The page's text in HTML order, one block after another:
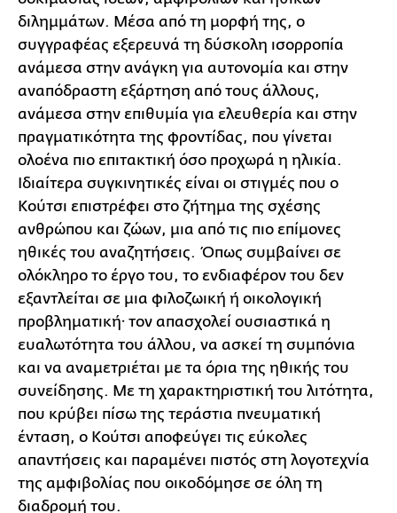
διλημμάτων. Μέσα από τη μορφή της, ο
συγγραφέας εξερευνά τη δύσκολη ισορροπία
ανάμεσα στην ανάγκη για αυτονομία και στην
αναπόδραστη εξάρτηση από τους άλλους,
ανάμεσα στην επιθυμία για ελευθερία και στην
πραγματικότητα της φροντίδας, που γίνεται
ολοένα πιο επιτακτική όσο προχωρά η ηλικία.
Ιδιαίτερα συγκινητικές είναι οι στιγμές που ο
Κούτσι επιστρέφει στο ζήτημα της σχέσης
ανθρώπου και ζώων, μια από τις πιο επίμονες
ηθικές του αναζητήσεις. Όπως συμβαίνει σε
ολόκληρο το έργο του, το ενδιαφέρον του δεν
εξαντλείται σε μια φιλοζωική ή οικολογική
προβληματική· τον απασχολεί ουσιαστικά η
ευαλωτότητα του άλλου, να ασκεί τη συμπόνια
και να αναμετριέται με τα όρια της ηθικής του
συνείδησης. Με τη χαρακτηριστική του λιτότητα,
που κρύβει πίσω της τεράστια πνευματική
ένταση, ο Κούτσι αποφεύγει τις εύκολες
απαντήσεις και παραμένει πιστός στη λογοτεχνία
της αμφιβολίας που οικοδόμησε σε όλη τη
διαδρομή του.